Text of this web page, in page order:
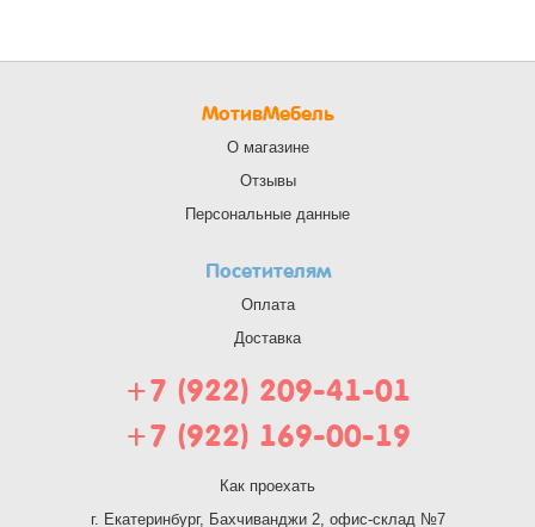
МотивМебель
О магазине
Отзывы
Персональные данные
Посетителям
Оплата
Доставка
+7 (922) 209-41-01
+7 (922) 169-00-19
Как проехать
г. Екатеринбург, Бахчиванджи 2, офис-склад №7